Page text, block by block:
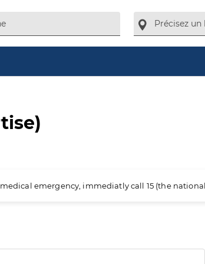
emergency, immediatly call 15 (the